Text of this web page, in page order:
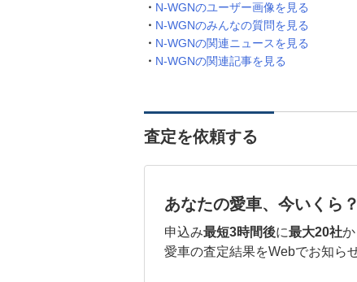
N-WGNのユーザー画像を見る
N-WGNのみんなの質問を見る
N-WGNの関連ニュースを見る
N-WGNの関連記事を見る
査定を依頼する
あなたの愛車、今いくら？
申込み最短3時間後に最大20社か
愛車の査定結果をWebでお知ら